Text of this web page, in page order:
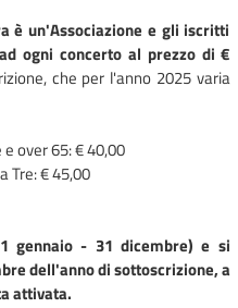
è un'Associazione e gli iscritti
ogni concerto al prezzo di €
che per l'anno 2025 varia
over 65: € 40,00
Tre: € 45,00
gennaio - 31 dicembre) e si
dell'anno di sottoscrizione, a
attivata.